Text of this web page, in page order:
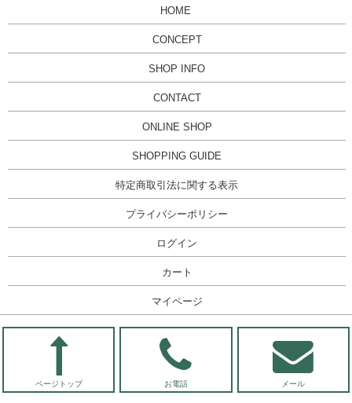
HOME
CONCEPT
SHOP INFO
CONTACT
ONLINE SHOP
SHOPPING GUIDE
特定商取引法に関する表示
プライバシーポリシー
ログイン
カート
マイページ
ページトップ お電話 メール